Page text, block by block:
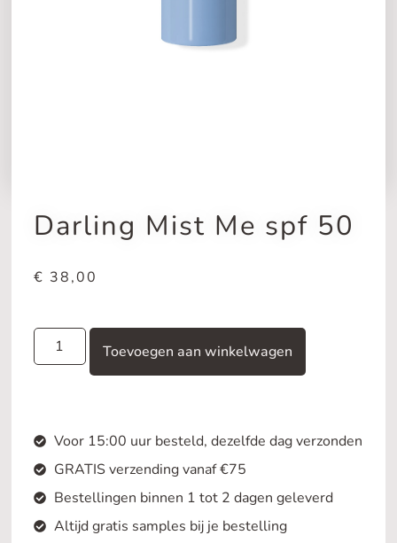
Darling Mist Me spf 50
€ 38,00
Toevoegen aan winkelwagen
Voor 15:00 uur besteld, dezelfde dag verzonden
GRATIS verzending vanaf €75
Bestellingen binnen 1 tot 2 dagen geleverd
Altijd gratis samples bij je bestelling